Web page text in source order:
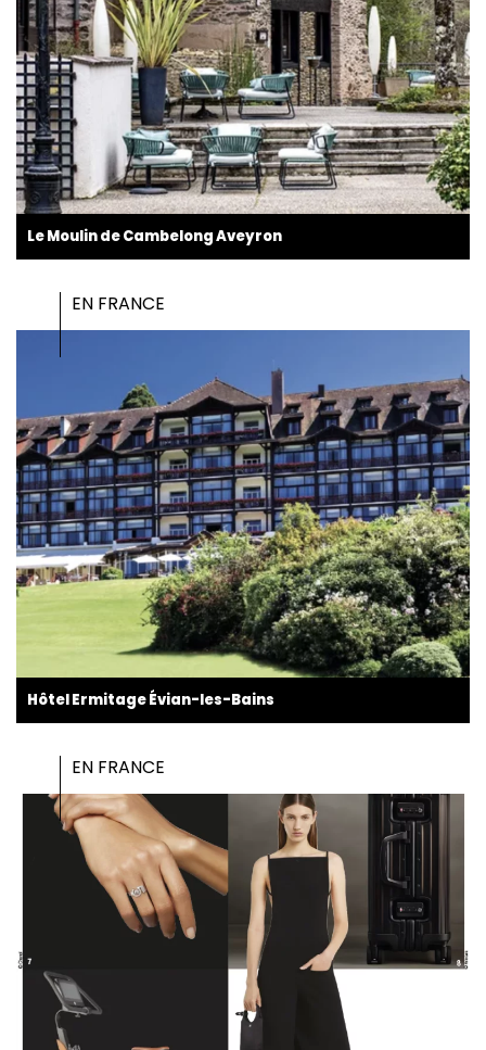
Le Moulin de Cambelong Aveyron
EN FRANCE
Hôtel Ermitage Évian-les-Bains
EN FRANCE